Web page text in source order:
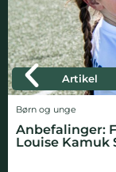
Artikel
Børn og unge
Anbefalinger:
Louise Kamuk